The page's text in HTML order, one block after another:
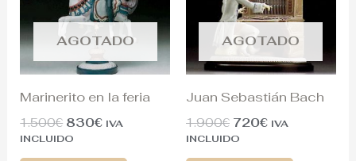
AGOTADO
Marinerito en la feria
1.500€ 830€ IVA
INCLUIDO
AGOTADO
Juan Sebastián Bach
1.900€ 720€ IVA
INCLUIDO